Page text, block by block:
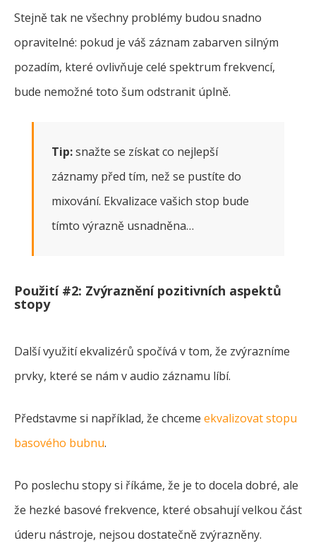
Stejně tak ne všechny problémy budou snadno
opravitelné: pokud je váš záznam zabarven silným
pozadím, které ovlivňuje celé spektrum frekvencí,
bude nemožné toto šum odstranit úplně.
Tip:snažte se získat co nejlepší
záznamy před tím, než se pustíte do
mixování. Ekvalizace vašich stop bude
tímto výrazně usnadněna…
Použití #2: Zvýraznění pozitivních aspektů
stopy
Další využití ekvalizérů spočívá v tom, že zvýrazníme
prvky, které se nám v audio záznamu líbí.
Představme si například, že chceme ekvalizovat stopu
basového bubnu.
Po poslechu stopy si říkáme, že je to docela dobré, ale
že hezké basové frekvence, které obsahují velkou část
úderu nástroje, nejsou dostatečně zvýrazněny.